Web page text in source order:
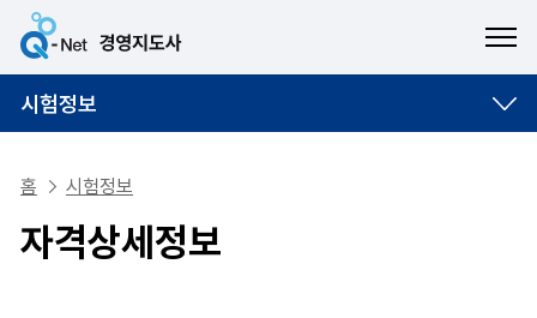
시험정보
홈 시험정보
자격상세정보